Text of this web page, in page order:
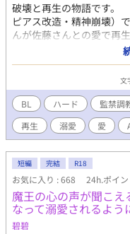
破壊と再生の物語です。
ピアス改造・精神崩壊）
んが佐藤さんとの愛で再
テーマ重視のBLです。
へと変えていく。 ​これは
が、一人の男の愛によっ
の物語。 ​痛みを超えた
済」を描く。 【関係が進
な健気誘い受け】 （※破
お持ちの方はご注意くだ
いています。） （※無断
しています。）
文
BL ハード 監禁調
再生
溺愛 愛
短編 完結 R18
お気に入り : 668 24h.ポイ
魔王の心の声が聞こ
なって溺愛されるよう
碧碧